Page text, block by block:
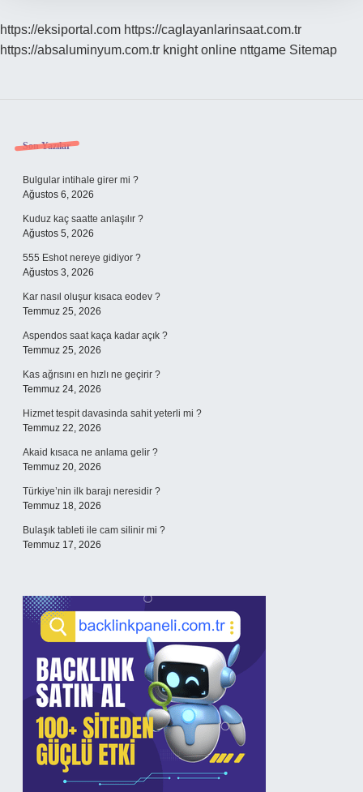
https://eksiportal.com https://caglayanlarinsaat.com.tr
https://absaluminyum.com.tr knight online nttgame Sitemap
Sidebar
Son Yazılar
Bulgular intihale girer mi ?
Ağustos 6, 2026
Kuduz kaç saatte anlaşılır ?
Ağustos 5, 2026
555 Eshot nereye gidiyor ?
Ağustos 3, 2026
Kar nasıl oluşur kısaca eodev ?
Temmuz 25, 2026
Aspendos saat kaça kadar açık ?
Temmuz 25, 2026
Kas ağrısını en hızlı ne geçirir ?
Temmuz 24, 2026
Hizmet tespit davasinda sahit yeterli mi ?
Temmuz 22, 2026
Akaid kısaca ne anlama gelir ?
Temmuz 20, 2026
Türkiye’nin ilk barajı neresidir ?
Temmuz 18, 2026
Bulaşık tableti ile cam silinir mi ?
Temmuz 17, 2026